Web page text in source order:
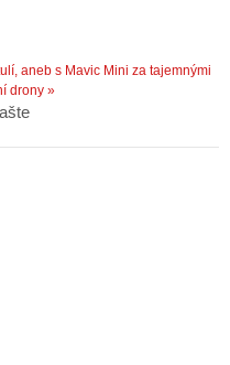
aneb s Mavic Mini za tajemnými
drony »